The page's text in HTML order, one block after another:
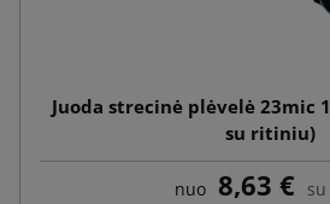
Juoda strecinė plėvelė 23mic
su ritiniu)
nuo 8,63 € su